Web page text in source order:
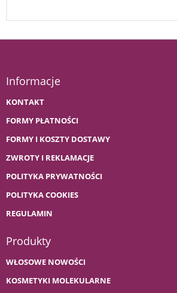
Informacje
KONTAKT
FORMY PŁATNOŚCI
FORMY I KOSZTY DOSTAWY
ZWROTY I REKLAMACJE
POLITYKA PRYWATNOŚCI
POLITYKA COOKIES
REGULAMIN
Produkty
WŁOSOWE NOWOŚCI
KOSMETYKI MOLEKULARNE